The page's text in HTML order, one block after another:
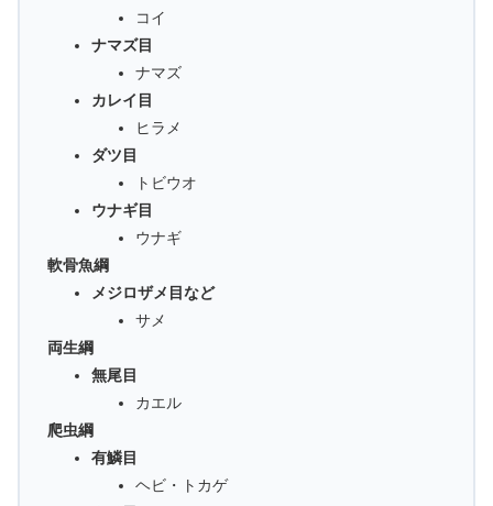
コイ
ナマズ目
ナマズ
カレイ目
ヒラメ
ダツ目
トビウオ
ウナギ目
ウナギ
軟骨魚綱
メジロザメ目など
サメ
両生綱
無尾目
カエル
爬虫綱
有鱗目
ヘビ・トカゲ